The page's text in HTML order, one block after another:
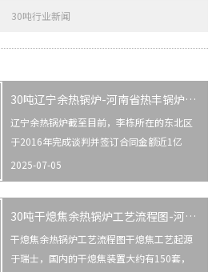
30吨行业新闻
30吨辽宁余热锅炉-河南省热丰锅炉有限公司
辽宁余热锅炉截至目前，李栋所在的东北区
于2016年完成谈判并签订合同金额近1亿
元，分别完成了康奈尔化工120吨三废混燃
余热锅炉、开药集团(开鲁)制药20吨内循环
流化床锅炉、哈尔滨建荣2台20吨内循环流
化床锅炉、牡丹江佳通轮胎2台75吨循环流
化床锅炉、辽宁施可丰35吨循环...
2025-07-05
30吨干熄焦余热锅炉工艺流程图-河南省热丰锅炉有限公司
干熄焦余热锅炉工艺流程图干熄焦工艺起源
于瑞士，国内的干熄焦装置大约有150套，